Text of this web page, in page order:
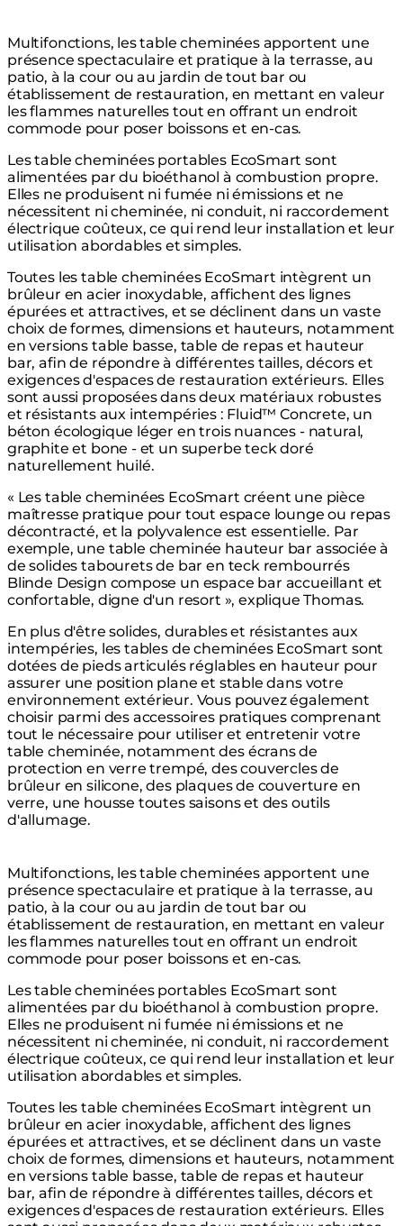
Multifonctions, les table cheminées apportent une
présence spectaculaire et pratique à la terrasse, au
patio, à la cour ou au jardin de tout bar ou
établissement de restauration, en mettant en valeur
les flammes naturelles tout en offrant un endroit
commode pour poser boissons et en-cas.
Les table cheminées portables EcoSmart sont
alimentées par du bioéthanol à combustion propre.
Elles ne produisent ni fumée ni émissions et ne
nécessitent ni cheminée, ni conduit, ni raccordement
électrique coûteux, ce qui rend leur installation et leur
utilisation abordables et simples.
Toutes les table cheminées EcoSmart intègrent un
brûleur en acier inoxydable, affichent des lignes
épurées et attractives, et se déclinent dans un vaste
choix de formes, dimensions et hauteurs, notamment
en versions table basse, table de repas et hauteur
bar, afin de répondre à différentes tailles, décors et
exigences d'espaces de restauration extérieurs. Elles
sont aussi proposées dans deux matériaux robustes
et résistants aux intempéries : Fluid™ Concrete, un
béton écologique léger en trois nuances - natural,
graphite et bone - et un superbe teck doré
naturellement huilé.
« Les table cheminées EcoSmart créent une pièce
maîtresse pratique pour tout espace lounge ou repas
décontracté, et la polyvalence est essentielle. Par
exemple, une table cheminée hauteur bar associée à
de solides tabourets de bar en teck rembourrés
Blinde Design compose un espace bar accueillant et
confortable, digne d'un resort », explique Thomas.
En plus d'être solides, durables et résistantes aux
intempéries, les tables de cheminées EcoSmart sont
dotées de pieds articulés réglables en hauteur pour
assurer une position plane et stable dans votre
environnement extérieur. Vous pouvez également
choisir parmi des accessoires pratiques comprenant
tout le nécessaire pour utiliser et entretenir votre
table cheminée, notamment des écrans de
protection en verre trempé, des couvercles de
brûleur en silicone, des plaques de couverture en
verre, une housse toutes saisons et des outils
d'allumage.
Multifonctions, les table cheminées apportent une
présence spectaculaire et pratique à la terrasse, au
patio, à la cour ou au jardin de tout bar ou
établissement de restauration, en mettant en valeur
les flammes naturelles tout en offrant un endroit
commode pour poser boissons et en-cas.
Les table cheminées portables EcoSmart sont
alimentées par du bioéthanol à combustion propre.
Elles ne produisent ni fumée ni émissions et ne
nécessitent ni cheminée, ni conduit, ni raccordement
électrique coûteux, ce qui rend leur installation et leur
utilisation abordables et simples.
Toutes les table cheminées EcoSmart intègrent un
brûleur en acier inoxydable, affichent des lignes
épurées et attractives, et se déclinent dans un vaste
choix de formes, dimensions et hauteurs, notamment
en versions table basse, table de repas et hauteur
bar, afin de répondre à différentes tailles, décors et
exigences d'espaces de restauration extérieurs. Elles